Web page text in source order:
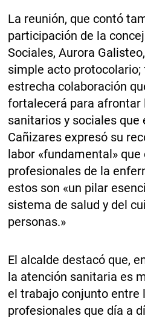
La reunión, que contó
participación de la
Sociales, Aurora
simple acto
estrecha colaboración
fortalecerá para afrontar
sanitarios y sociales que
Cañizares expresó su
labor «fundamental»
profesionales de la
estos son «un pilar
sistema de salud y del
personas.»
El alcalde destacó que,
la atención sanitaria es
el trabajo conjunto entre
profesionales que día a